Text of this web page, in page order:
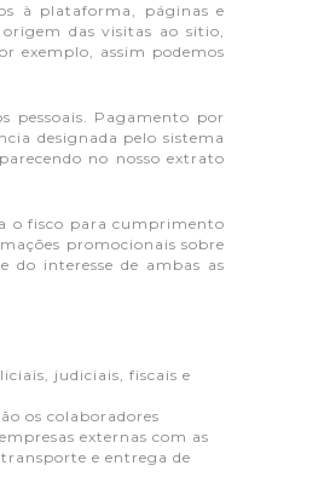
à plataforma, páginas e
das visitas ao sitio,
exemplo, assim podemos
pessoais. Pagamento por
designada pelo sistema
no nosso extrato
o fisco para cumprimento
promocionais sobre
do interesse de ambas as
judiciais, fiscais e
os colaboradores
externas com as
e entrega de